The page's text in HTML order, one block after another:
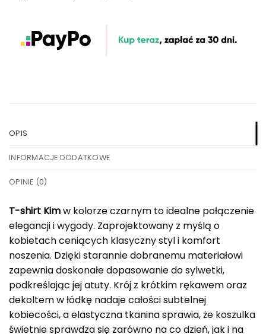
OPIS
INFORMACJE DODATKOWE
OPINIE (0)
T-shirt Kimw kolorze czarnym to idealne połączenie
elegancji i wygody. Zaprojektowany z myślą o
kobietach ceniących klasyczny styl i komfort
noszenia. Dzięki starannie dobranemu materiałowi
zapewnia doskonałe dopasowanie do sylwetki,
podkreślając jej atuty. Krój z krótkim rękawem oraz
dekoltem w łódkę nadaje całości subtelnej
kobiecości, a elastyczna tkanina sprawia, że koszulka
świetnie sprawdza się zarówno na co dzień, jak i na